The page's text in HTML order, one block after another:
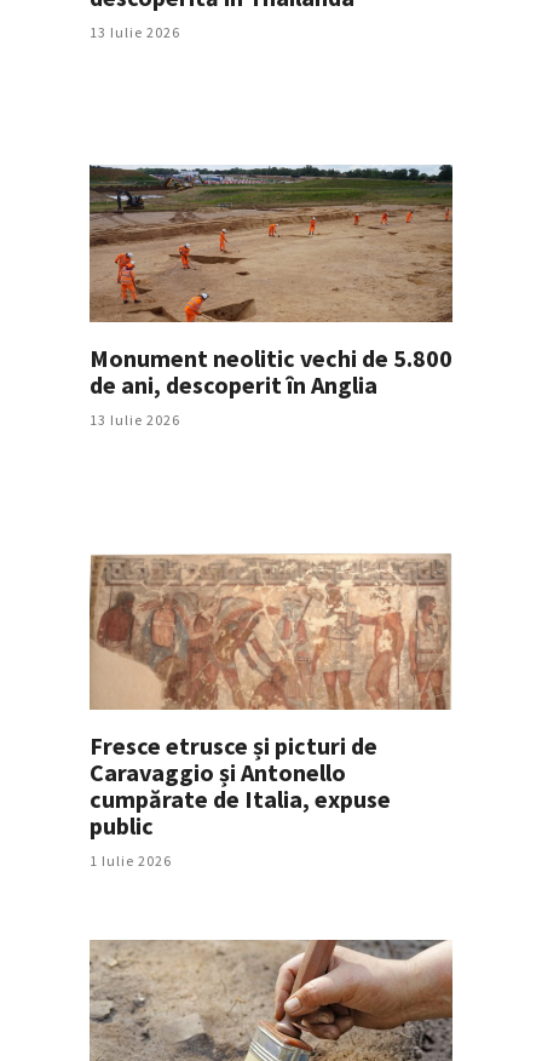
13 Iulie 2026
Monument neolitic vechi de 5.800
de ani, descoperit în Anglia
13 Iulie 2026
Fresce etrusce și picturi de
Caravaggio și Antonello
cumpărate de Italia, expuse
public
1 Iulie 2026